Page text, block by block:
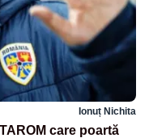
Ionuț Nichita
care poartă